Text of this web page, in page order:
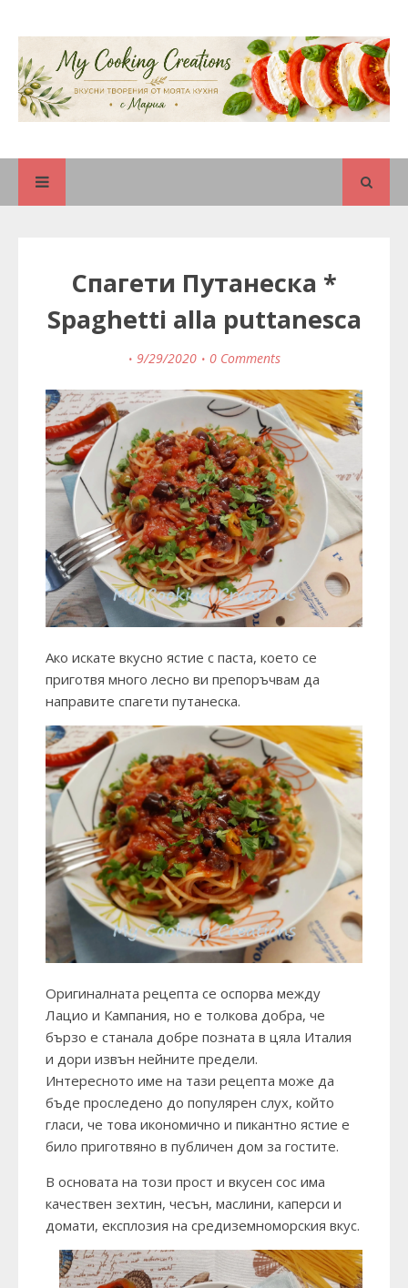
Спагети Путанеска *
Spaghetti alla puttanesca
9/29/2020 0 Comments
Ако искате вкусно ястие с паста, което се
приготвя много лесно ви препоръчвам да
направите спагети путанеска.
Оригиналната рецепта се оспорва между
Лацио и Кампания, но е толкова добра, че
бързо е станала добре позната в цяла Италия
и дори извън нейните предели.
Интересното име на тази рецепта може да
бъде проследено до популярен слух, който
гласи, че това икономично и пикантно ястие е
било приготвяно в публичен дом за гостите.
В основата на този прост и вкусен сос има
качествен зехтин, чесън, маслини, каперси и
домати, експлозия на средиземноморския вкус.